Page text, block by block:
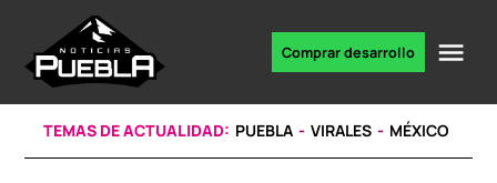
content
noticias
Comprar desarrollo
TEMAS DE ACTUALIDAD: PUEBLA VIRALES MÉXICO